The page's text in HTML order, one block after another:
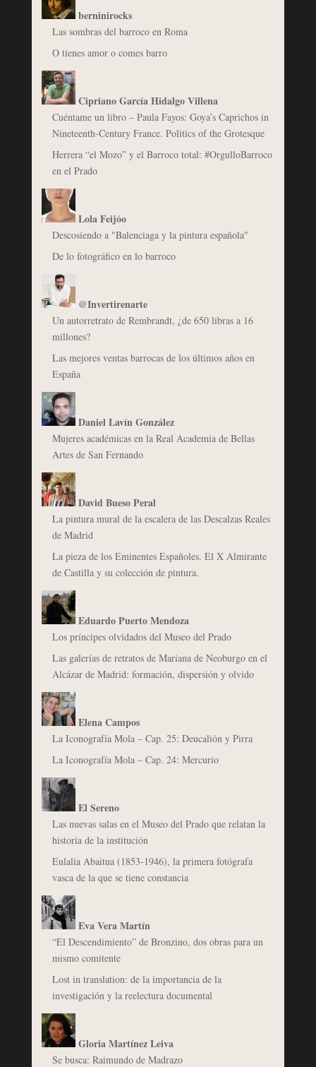
berninirocks
Las sombras del barroco en Roma
O tienes amor o comes barro
Cipriano García Hidalgo Villena
Cuéntame un libro – Paula Fayos: Goya’s Caprichos in
Nineteenth-Century France. Politics of the Grotesque
Herrera “el Mozo” y el Barroco total: #OrgulloBarroco
en el Prado
Lola Feijóo
Descosiendo a "Balenciaga y la pintura española"
De lo fotográfico en lo barroco
@Invertirenarte
Un autorretrato de Rembrandt, ¿de 650 libras a 16
millones?
Las mejores ventas barrocas de los últimos años en
España
Daniel Lavín González
Mujeres académicas en la Real Academia de Bellas
Artes de San Fernando
David Bueso Peral
La pintura mural de la escalera de las Descalzas Reales
de Madrid
La pieza de los Eminentes Españoles. El X Almirante
de Castilla y su colección de pintura.
Eduardo Puerto Mendoza
Los príncipes olvidados del Museo del Prado
Las galerías de retratos de Mariana de Neoburgo en el
Alcázar de Madrid: formación, dispersión y olvido
Elena Campos
La Iconografía Mola – Cap. 25: Deucalión y Pirra
La Iconografía Mola – Cap. 24: Mercurio
El Sereno
Las nuevas salas en el Museo del Prado que relatan la
historia de la institución
Eulalia Abaitua (1853-1946), la primera fotógrafa
vasca de la que se tiene constancia
Eva Vera Martín
“El Descendimiento” de Bronzino, dos obras para un
mismo comitente
Lost in translation: de la importancia de la
investigación y la reelectura documental
Gloria Martínez Leiva
Se busca: Raimundo de Madrazo